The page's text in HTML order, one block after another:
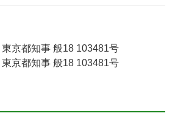
東京都知事 般18 103481号
東京都知事 般18 103481号